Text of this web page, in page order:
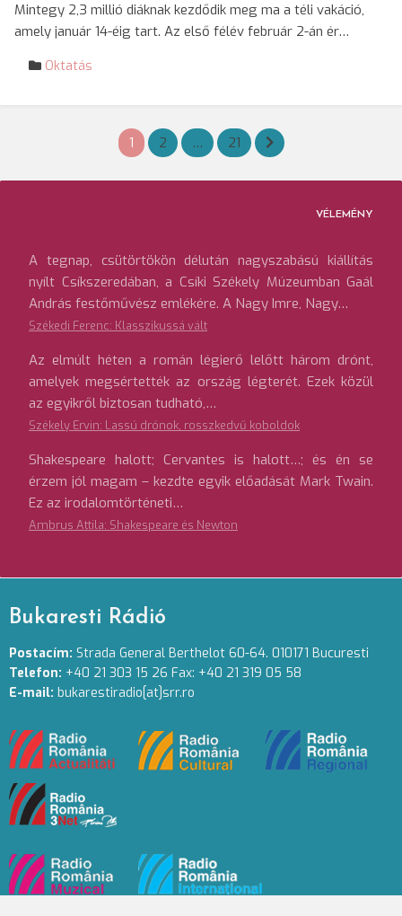
Mintegy 2,3 millió diáknak kezdődik meg ma a téli vakáció,
amely január 14-éig tart. Az első félév február 2-án ér…
Oktatás
Bejegyzések
lapozása
1 2 … 21
VÉLEMÉNY
A tegnap, csütörtökön délután nagyszabású kiállítás
nyílt Csíkszeredában, a Csíki Székely Múzeumban Gaál
András festőművész emlékére. A Nagy Imre, Nagy…
Székedi Ferenc: Klasszikussá vált
Az elmúlt héten a román légierő lelőtt három drónt,
amelyek megsértették az ország légterét. Ezek közül
az egyikről biztosan tudható,…
Székely Ervin: Lassú drónok, rosszkedvű koboldok
Shakespeare halott; Cervantes is halott…; és én se
érzem jól magam – kezdte egyik előadását Mark Twain.
Ez az irodalomtörténeti…
Ambrus Attila: Shakespeare és Newton
Bukaresti Rádió
Postacím: Strada General Berthelot 60-64. 010171 Bucuresti
Telefon: +40 21 303 15 26 Fax: +40 21 319 05 58
E-mail: bukarestiradio[at]srr.ro